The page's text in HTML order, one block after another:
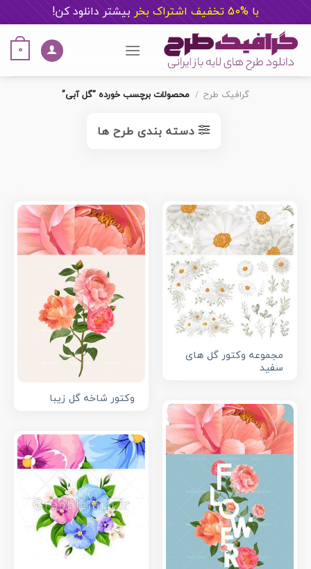
با %50 تخفیف اشتراک بخر بیشتر دانلود کن!
content
0
گرافیک طرح / محصولات برچسب خورده “گل آبی”
دسته بندی طرح ها
مجموعه وکتور گل های
سفید
وکتور شاخه گل زیبا